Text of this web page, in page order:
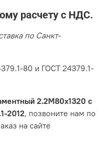
расчету с НДС.
по Санкт-
80 и ГОСТ 24379.1-
2.2М80х1320 с
2012, позвоните нам по
на сайте